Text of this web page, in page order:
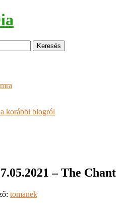
korábbi blogról
– The Chant
tomanek